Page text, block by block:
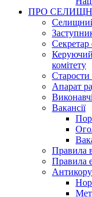
ПРО
Секретар
комітету
Старости
Апарат
Вакансії
Правила
Правила